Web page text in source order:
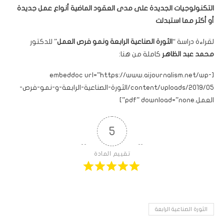
التكنولوجيات الجديدة على مدى العقود الماضية أنواع عمل جديدة
أو أكثر مما استبدلت
لقراءة دراسة “ الثورة الصناعية الرابعة ونمو فرص العمل” للدكتور
محمد عبد الظاهر كاملة من هنا:
[embeddoc url=”https://www.aijournalism.net/wp-
content/uploads/2019/05/الثورة-الصناعية-الرابعة-و-نمو-فرص-
العمل.pdf” download=”none”]
5
تقييم المادة
الثورة الصناعية الرابعة